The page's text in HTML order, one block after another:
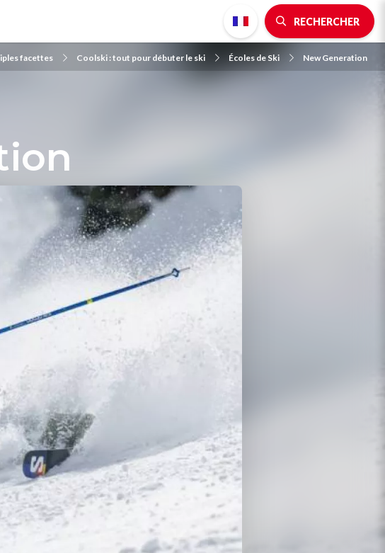
RECHERCHER
facettes Coolski : tout pour débuter le ski Écoles de Ski New Generation